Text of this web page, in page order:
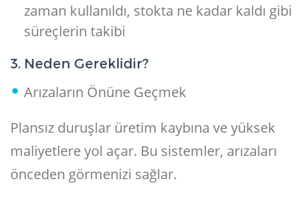
zaman kullanıldı, stokta ne kadar kaldı gibi
süreçlerin takibi
3. Neden Gereklidir?
Arızaların Önüne Geçmek
Plansız duruşlar üretim kaybına ve yüksek
maliyetlere yol açar. Bu sistemler, arızaları
önceden görmenizi sağlar.